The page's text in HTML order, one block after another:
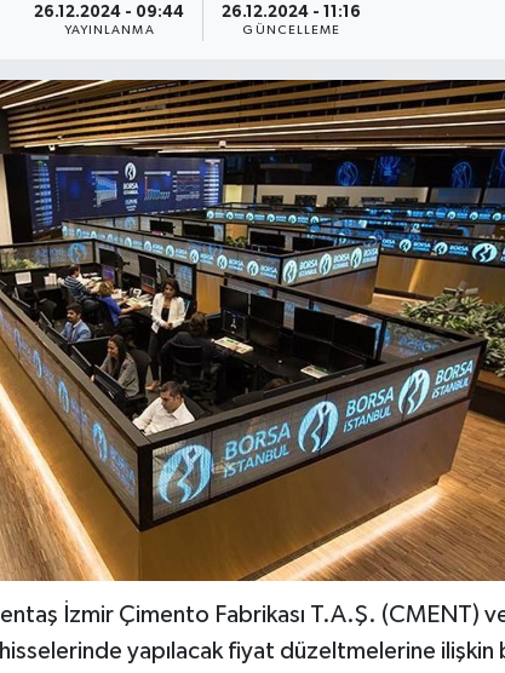
26.12.2024 - 09:44
YAYINLANMA
26.12.2024 - 11:16
GÜNCELLEME
İzmir Çimento Fabrikası T.A.Ş. (CMENT)
yapılacak fiyat düzeltmelerine ilişkin